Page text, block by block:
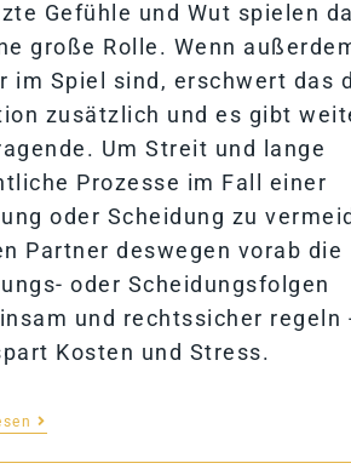
Gefühle und Wut spielen
große Rolle. Wenn
im Spiel sind, erschwert das
zusätzlich und es gibt
Um Streit und lange
Prozesse im Fall einer
oder Scheidung zu
Partner deswegen vorab die
oder Scheidungsfolgen
und rechtssicher regeln
Kosten und Stress.